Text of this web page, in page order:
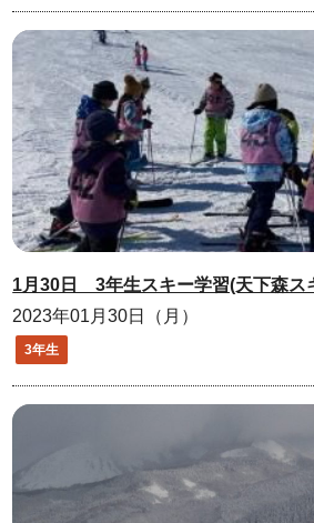
1月30日 3年生スキー学習(天下森ス
2023年01月30日（月）
3年生